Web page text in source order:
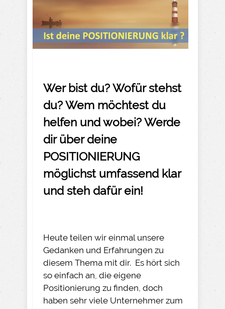
Wer bist du? Wofür stehst
du? Wem möchtest du
helfen und wobei? Werde
dir über deine
POSITIONIERUNG
möglichst umfassend klar
und steh dafür ein!
Heute teilen wir einmal unsere
Gedanken und Erfahrungen zu
diesem Thema mit dir. Es hört sich
so einfach an, die eigene
Positionierung zu finden, doch
haben sehr viele Unternehmer zum